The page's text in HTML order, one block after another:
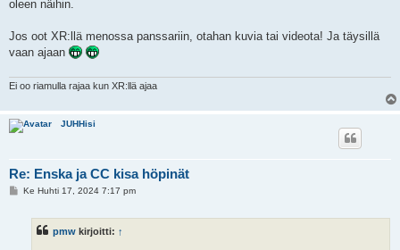
oleen näihin.
Jos oot XR:llä menossa panssariin, otahan kuvia tai videota! Ja täysillä
vaan ajaan
Ei oo riamulla rajaa kun XR:llä ajaa
JUHHisi
Re: Enska ja CC kisa höpinät
VKe Huhti 17, 2024 7:17 pm
pmw kirjoitti: ↑